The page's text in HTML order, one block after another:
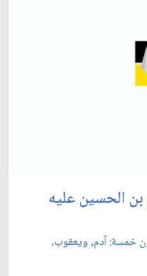
الحسين عليه
خمسة: آدم, ويعقوب،